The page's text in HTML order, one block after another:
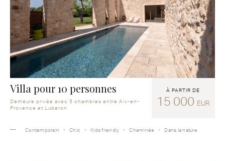
Villa pour 10 personnes
Demeure privée avec 5 chambres entre Aix-en-
Provence et Luberon
À PARTIR DE
15 000 EUR
Contemporain Chic Kids friendly Cheminée Dans la nature